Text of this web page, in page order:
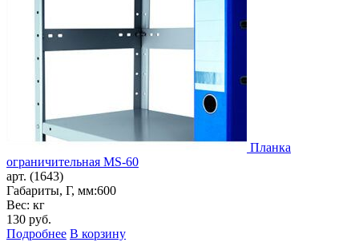
Планка
ограничительная MS-60
арт. (1643)
Габариты, Г, мм:600
Вес: кг
130 руб.
Подробнее В корзину